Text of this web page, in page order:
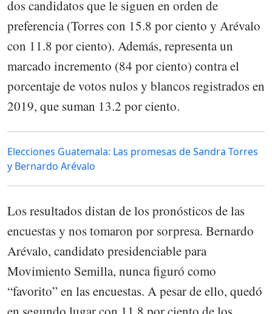
dos candidatos que le siguen en orden de
preferencia (Torres con 15.8 por ciento y Arévalo
con 11.8 por ciento). Además, representa un
marcado incremento (84 por ciento) contra el
porcentaje de votos nulos y blancos registrados en
2019, que suman 13.2 por ciento.
Elecciones Guatemala: Las promesas de Sandra Torres
y Bernardo Arévalo
Los resultados distan de los pronósticos de las
encuestas y nos tomaron por sorpresa. Bernardo
Arévalo, candidato presidenciable para
Movimiento Semilla, nunca figuró como
“favorito” en las encuestas. A pesar de ello, quedó